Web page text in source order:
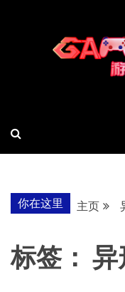
你在这里 主页
标签： 异